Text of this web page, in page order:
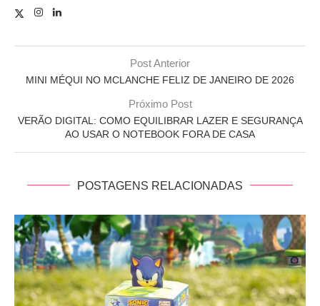
Post Anterior
MINI MÉQUI NO MCLANCHE FELIZ DE JANEIRO DE 2026
Próximo Post
VERÃO DIGITAL: COMO EQUILIBRAR LAZER E SEGURANÇA
AO USAR O NOTEBOOK FORA DE CASA
POSTAGENS RELACIONADAS